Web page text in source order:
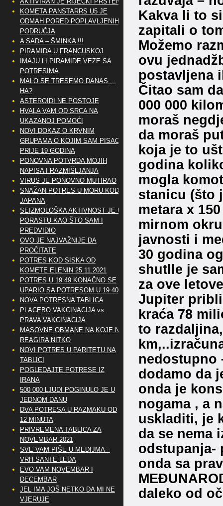
Kakva li to
zapitali o
Možemo
ovu
postavljena
Čitao sam
000 000
moraš
da moraš
koja je to
godina
mogla
stanicu (što
metara x
mirnom
javnosti i
30 godina
shutlle je
za ove
Jupiter
kraća 78
to
nedostupno
dodamo da
onda je
nogama , a
uskladiti, je
da se nema
odstupanja-
onda sa
daleko od
KOMETA PANSTARRS U5 JE
ODMAH PORED POPLAVLJENIH
PODRUČJA
A SADA – ŠMINKA !!!
PIRAMIDA U FRANCUSKOJ
IMAJU LI PIRAMIDE VEZE SA
POTRESIMA
MALO SE TRESEMO DANAS ,..
HA?
ASTEROIDI NE POSTOJE
HVALA VAM OD SRCA NA
UKAZANOJ POMOĆI
NOVI DOKAZ O KRVNIM
GRUPAMA O KOJIM SAM PISAO
PRIJE 19 GODINA
PONOVNA POTVRDA MOJIH
NAPISA I RAZMIŠLJANJA
VIRUS JE PONOVNO MUTIRAO
SNAŽAN POTRES U MORU KOD
JAPANA
SEIZMOLOŠKA AKTIVNOST JE U
PORASTU KAO ŠTO SAM I
PREDVIDIO
OVO JE NAJVAŽNIJE DA
PROČITATE
POTRES KOD SISKA OD
KOMETE ELENIN 25.11.2021
POTRES U 19:49 KONAČNO SE
UPARIO SA POTRESOM U 19:40
NOVA POTRESNA TABLICA
PLACEBO VAKCINACIJA vs
PRAVA VAKCINACIJA
MASOVNE OBMANE NA KOJE NE
REAGIRA NITKO
NOVI POTRES U PARITETU NA
TABLICI
POGLEDAJTE POTRESE IZ
IRANA
500 000 LJUDI POGINULO JE U
JEDNOM DANU
DVA POTRESA U RAZMAKU OD
12 MINUTA
PRIVREMENA TABLICA ZA
NOVEMBAR 2021
SVE VAM PIŠE U MEDIJMA –
VRH SANTE LEDA
EVO VAM NOVEMBAR I
DECEMBAR
JEL IMA JOŠ NETKO DA MI NE
VJERUJE